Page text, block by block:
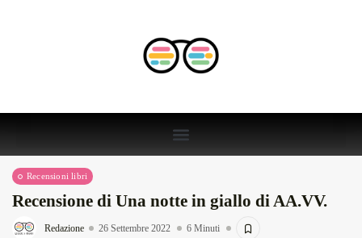
Recensioni libri
Recensione di Una notte in giallo di AA.VV.
Redazione 26 Settembre 2022 6 Minuti